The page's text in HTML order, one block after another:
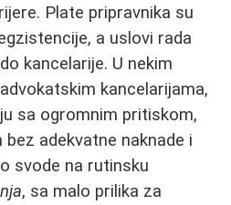
Plate pripravnika su
a uslovi rada
kancelarije. U nekim
kancelarijama,
sa ogromnim pritiskom,
adekvatne naknade i
svode na rutinsku
, sa malo prilika za